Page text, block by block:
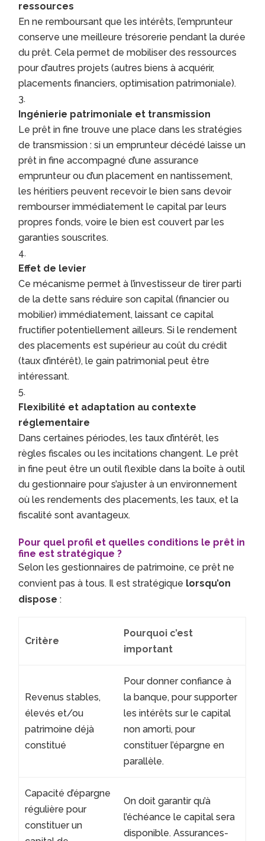
ressources
En ne remboursant que les intérêts, l’emprunteur
conserve une meilleure trésorerie pendant la durée
du prêt. Cela permet de mobiliser des ressources
pour d’autres projets (autres biens à acquérir,
placements financiers, optimisation patrimoniale).
Ingénierie patrimoniale et transmission
Le prêt in fine trouve une place dans les stratégies
de transmission : si un emprunteur décédé laisse un
prêt in fine accompagné d’une assurance
emprunteur ou d’un placement en nantissement,
les héritiers peuvent recevoir le bien sans devoir
rembourser immédiatement le capital par leurs
propres fonds, voire le bien est couvert par les
garanties souscrites.
Effet de levier
Ce mécanisme permet à l’investisseur de tirer parti
de la dette sans réduire son capital (financier ou
mobilier) immédiatement, laissant ce capital
fructifier potentiellement ailleurs. Si le rendement
des placements est supérieur au coût du crédit
(taux d’intérêt), le gain patrimonial peut être
intéressant.
Flexibilité et adaptation au contexte
réglementaire
Dans certaines périodes, les taux d’intérêt, les
règles fiscales ou les incitations changent. Le prêt
in fine peut être un outil flexible dans la boîte à outil
du gestionnaire pour s’ajuster à un environnement
où les rendements des placements, les taux, et la
fiscalité sont avantageux.
Pour quel profil et quelles conditions le prêt in
fine est stratégique ?
Selon les gestionnaires de patrimoine, ce prêt ne
convient pas à tous. Il est stratégique lorsqu’on
dispose :
Critère
Pourquoi c’est
important
Revenus stables,
élevés et/ou
patrimoine déjà
constitué
Pour donner confiance à
la banque, pour supporter
les intérêts sur le capital
non amorti, pour
constituer l’épargne en
parallèle.
Capacité d’épargne
régulière pour
constituer un
On doit garantir qu’à
l’échéance le capital sera
disponible. Assurances-